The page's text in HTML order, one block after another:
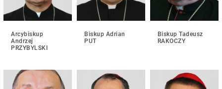
Arcybiskup
Andrzej
PRZYBYLSKI
Biskup Adrian
PUT
Biskup Tadeusz
RAKOCZY